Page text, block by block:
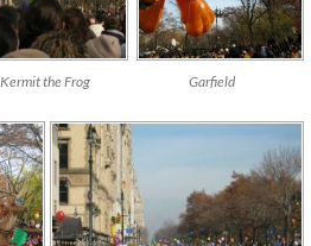
Garfield
Kermit the Frog